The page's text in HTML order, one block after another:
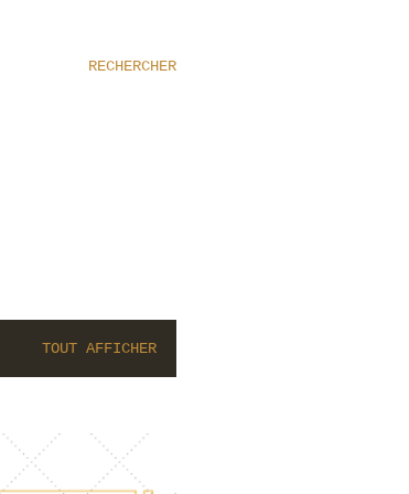
RECHERCHER
TOUT AFFICHER